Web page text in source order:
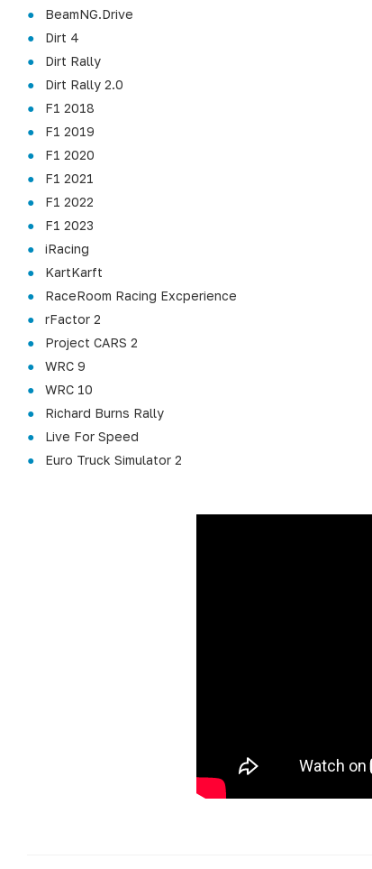
BeamNG.Drive
Dirt 4
Dirt Rally
Dirt Rally 2.0
F1 2018
F1 2019
F1 2020
F1 2021
F1 2022
F1 2023
iRacing
KartKarft
RaceRoom Racing Excperience
rFactor 2
Project CARS 2
WRC 9
WRC 10
Richard Burns Rally
Live For Speed
Euro Truck Simulator 2